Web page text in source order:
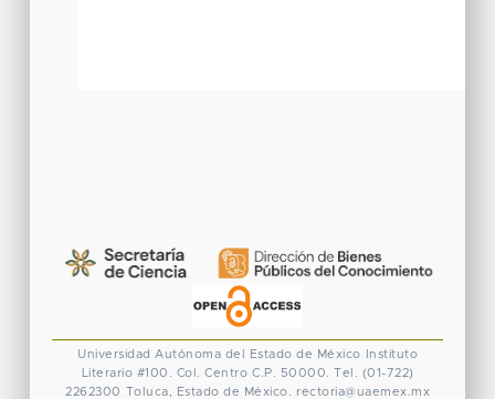
Universidad Autónoma del Estado de México
Instituto
Literario #100. Col. Centro C.P. 50000. Tel. (01-722)
2262300 Toluca, Estado de México. rectoria@uaemex.mx